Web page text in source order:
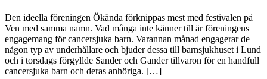
Den ideella föreningen Ökända förknippas mest med festivalen på
Ven med samma namn. Vad många inte känner till är föreningens
engagemang för cancersjuka barn. Varannan månad engagerar de
någon typ av underhållare och bjuder dessa till barnsjukhuset i Lund
och i torsdags förgyllde Sander och Gander tillvaron för en handfull
cancersjuka barn och deras anhöriga. […]